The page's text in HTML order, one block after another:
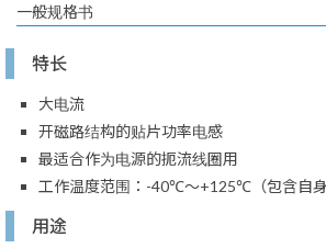
一般规格书
特长
大电流
开磁路结构的贴片功率电感
最适合作为电源的扼流线圈用
工作温度范围：-40℃～+125℃（包含自身
用途